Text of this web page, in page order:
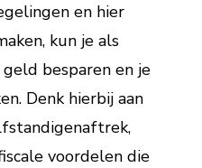
en hier
kun je als
besparen en je
Denk hierbij aan
voordelen die